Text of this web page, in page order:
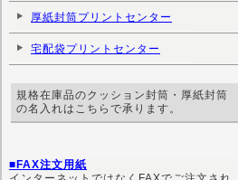
厚紙封筒プリントセンター
宅配袋プリントセンター
規格在庫品のクッション封筒・厚紙封筒
の名入れはこちらで承ります。
■FAX注文用紙